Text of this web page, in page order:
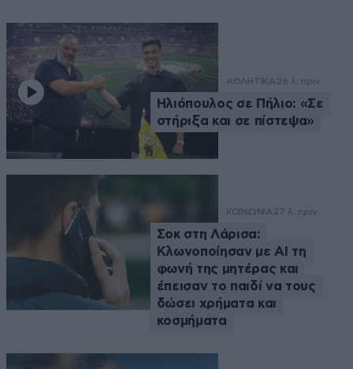
ΑΘΛΗΤΙΚΑ26 λ. πριν
Ηλιόπουλος σε Πήλιο: «Σε
στήριξα και σε πίστεψα»
ΚΟΙΝΩΝΙΑ27 λ. πριν
Σοκ στη Λάρισα:
Κλωνοποίησαν με AI τη
φωνή της μητέρας και
έπεισαν το παιδί να τους
δώσει χρήματα και
κοσμήματα